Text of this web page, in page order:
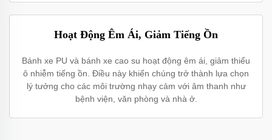
Hoạt Động Êm Ái, Giảm Tiếng Ồn
Bánh xe PU và bánh xe cao su hoạt động êm ái, giảm thiểu
ô nhiễm tiếng ồn. Điều này khiến chúng trở thành lựa chọn
lý tưởng cho các môi trường nhạy cảm với âm thanh như
bệnh viện, văn phòng và nhà ở.